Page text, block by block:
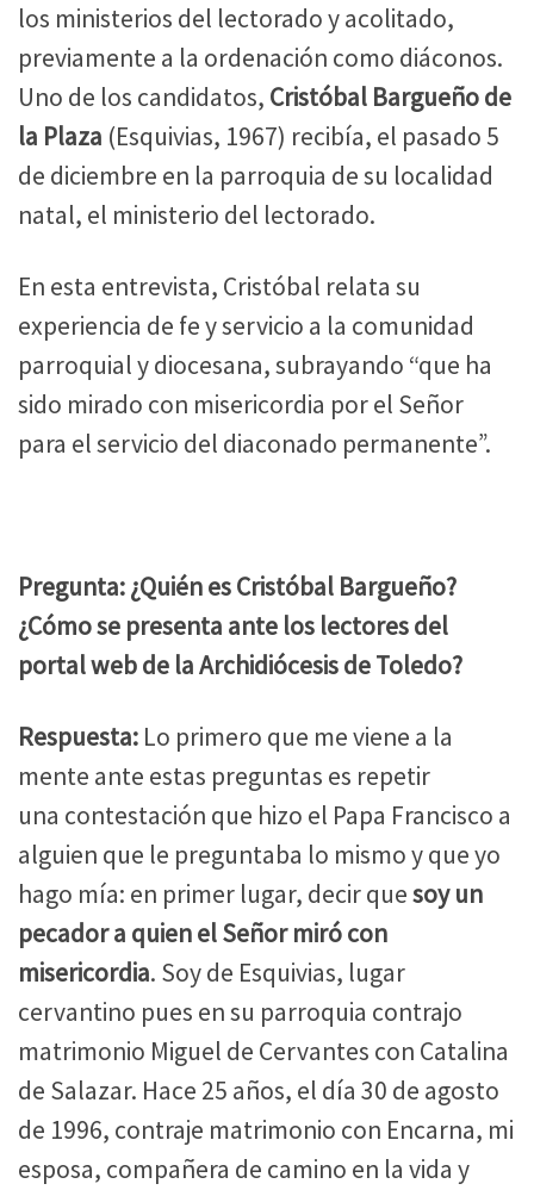
los ministerios del lectorado y acolitado,
previamente a la ordenación como diáconos.
Uno de los candidatos, Cristóbal Bargueño de
la Plaza (Esquivias, 1967) recibía, el pasado 5
de diciembre en la parroquia de su localidad
natal, el ministerio del lectorado.
En esta entrevista, Cristóbal relata su
experiencia de fe y servicio a la comunidad
parroquial y diocesana, subrayando “que ha
sido mirado con misericordia por el Señor
para el servicio del diaconado permanente”.
Pregunta: ¿Quién es Cristóbal Bargueño?
¿Cómo se presenta ante los lectores del
portal web de la Archidiócesis de Toledo?
Respuesta: Lo primero que me viene a la
mente ante estas preguntas es repetir
una contestación que hizo el Papa Francisco a
alguien que le preguntaba lo mismo y que yo
hago mía: en primer lugar, decir quesoy un
pecador a quien el Señor miró con
misericordia. Soy de Esquivias, lugar
cervantino pues en su parroquia contrajo
matrimonio Miguel de Cervantes con Catalina
de Salazar. Hace 25 años, el día 30 de agosto
de 1996, contraje matrimonio con Encarna, mi
esposa, compañera de camino en la vida y